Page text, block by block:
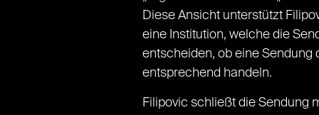
Diese Ansicht unterstützt
eine Institution, welche die
entscheiden, ob eine Sendung
entsprechend handeln.
Filipovic schließt die Sendung